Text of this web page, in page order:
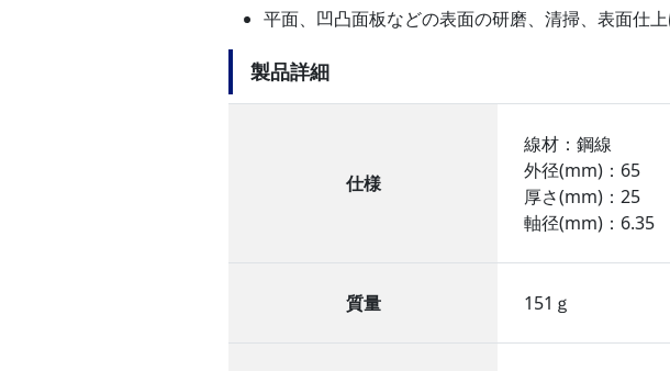
平面、凹凸面板などの表面の研磨、清掃、表面仕上
製品詳細
仕様
線材：鋼線
外径(mm)：65
厚さ(mm)：25
軸径(mm)：6.35
質量 151ｇ